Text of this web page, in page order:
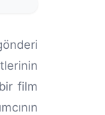
film